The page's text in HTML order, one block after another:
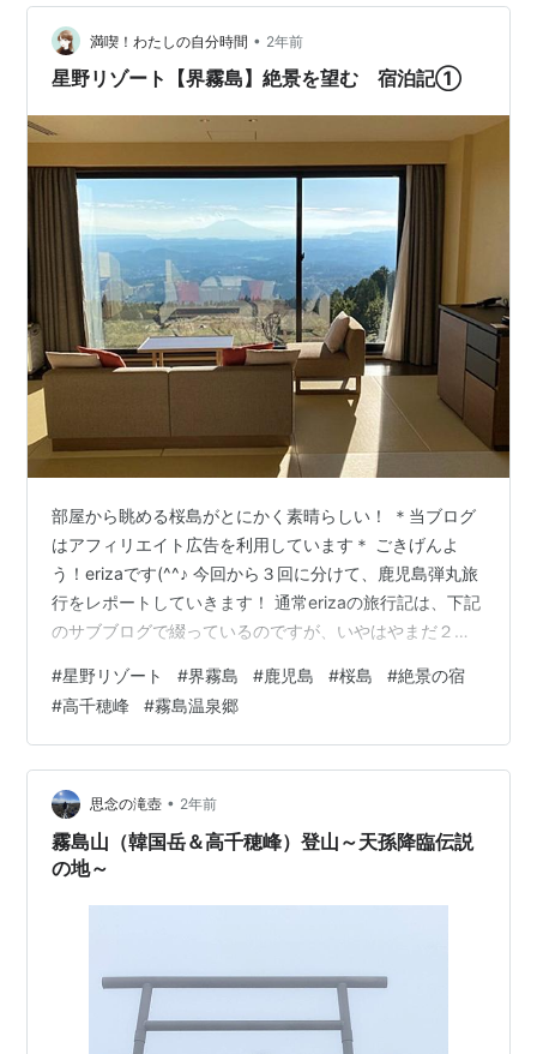
満喫！わたしの自分時間 • 2年前
星野リゾート【界霧島】絶景を望む 宿泊記①
部屋から眺める桜島がとにかく素晴らしい！ ＊当ブログ
はアフィリエイト広告を利用しています＊ ごきげんよ
う！erizaです(^^♪ 今回から３回に分けて、鹿児島弾丸旅
行をレポートしていきます！ 通常erizaの旅行記は、下記
のサブブログで綴っているのですが、いやはやまだ２年
よ。ということで、特別編のスタートです。 熱海大観
荘、HIYORIオーシャンリゾート沖縄、ホテルインディゴ
軽井沢 等々の宿泊記まとめ コロナ禍でずっと飛行機には
乗っていないから、久しぶりすぎてちょっと緊張。。。
あっという間に、鹿児島空港に到着！！ 界 霧島 鹿児島
県霧島市霧島田…
#星野リゾート #界霧島 #鹿児島 #桜島 #絶景の宿
#高千穂峰 #霧島温泉郷
思念の滝壺 • 2年前
霧島山（韓国岳＆高千穂峰）登山～天孫降臨伝説
の地～